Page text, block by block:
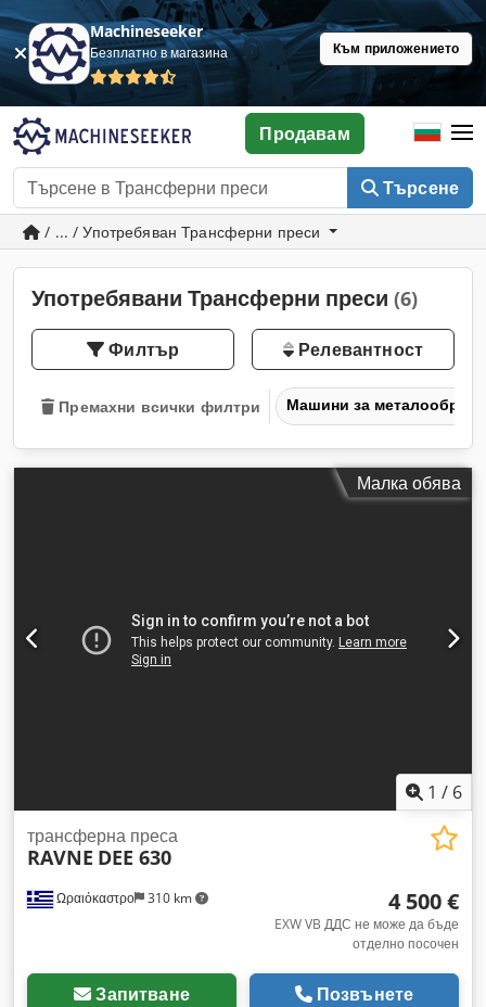
Machineseeker
Безплатно в магазина Към приложението
Търсене
Продавам
/ ... / Употребяван Трансферни преси
Употребявани Трансферни преси (6)
Филтър Релевантност
Премахни всички филтри Машини за
Малка обява
1 / 6
Ωραιόκαστρο 310 km
трансферна преса
RAVNE DEE 630
4 500 €
EXW VB ДДС не може да бъде
отделно посочен
Запитване Позвънете